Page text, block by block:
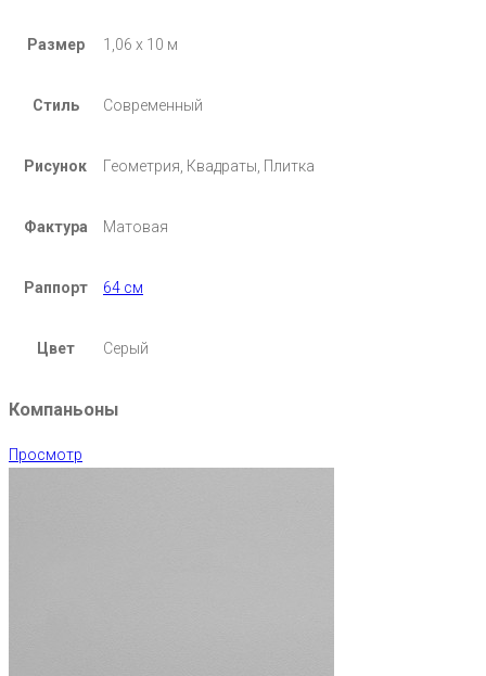
Размер 1,06 х 10 м
Стиль Современный
Рисунок Геометрия, Квадраты, Плитка
Фактура Матовая
Раппорт 64 см
Цвет Серый
Компаньоны
Просмотр